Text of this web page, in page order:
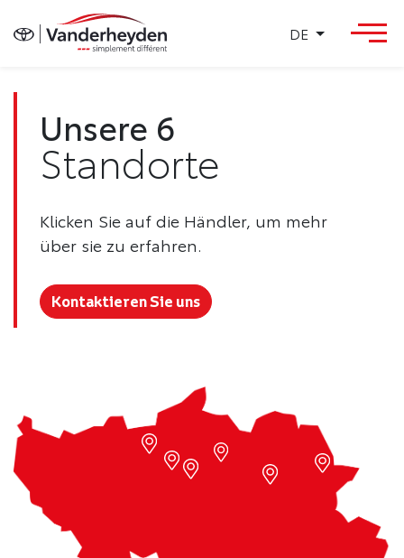
DE
Unsere 6
Standorte
Klicken Sie auf die Händler, um mehr
über sie zu erfahren.
Kontaktieren Sie uns